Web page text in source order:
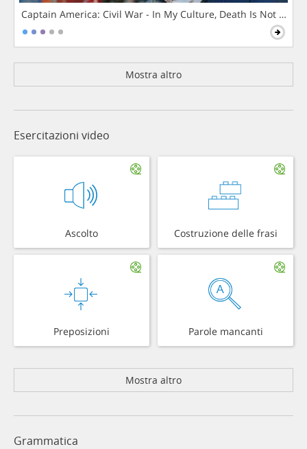
Captain America: Civil War - In My Culture, Death Is Not The
Mostra altro
Esercitazioni video
Ascolto Costruzione delle frasi
Preposizioni Parole mancanti
Mostra altro
Grammatica